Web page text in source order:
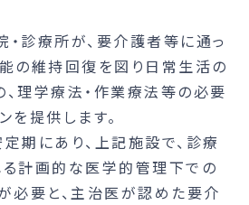
診療所が、要介護者等に通っ
の維持回復を図り日常生活の
理学療法・作業療法等の必要
を提供します。
期にあり、上記施設で、診療
る計画的な医学的管理下での
必要と、主治医が認めた要介